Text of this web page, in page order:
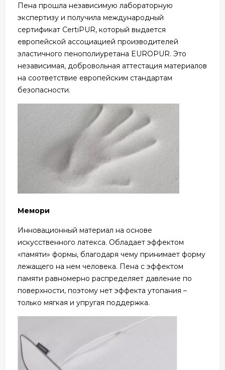
Пена прошла независимую лабораторную
экспертизу и получила международный
сертификат CertiPUR, который выдается
европейской ассоциацией производителей
эластичного пенополиуретана EUROPUR. Это
независимая, добровольная аттестация материалов
на соответствие европейским стандартам
безопасности.
Мемори
Инновационный материал на основе
искусственного латекса. Обладает эффектом
«памяти» формы, благодаря чему принимает форму
лежащего на нем человека. Пена с эффектом
памяти равномерно распределяет давление по
поверхности, поэтому нет эффекта утопания –
только мягкая и упругая поддержка.